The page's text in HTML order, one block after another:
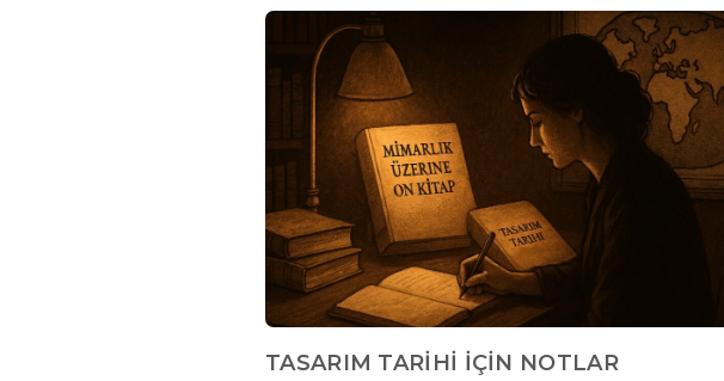
TASARIM TARİHİ İÇİN NOTLAR